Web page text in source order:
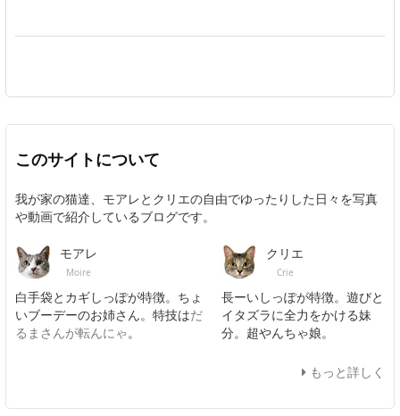
このサイトについて
我が家の猫達、モアレとクリエの自由でゆったりした日々を写真
や動画で紹介しているブログです。
モアレ
Moire
白手袋とカギしっぽが特徴。ちょ
いブーデーのお姉さん。特技はだ
るまさんが転んにゃ。
クリエ
Crie
長ーいしっぽが特徴。遊びと
イタズラに全力をかける妹
分。超やんちゃ娘。
もっと詳しく